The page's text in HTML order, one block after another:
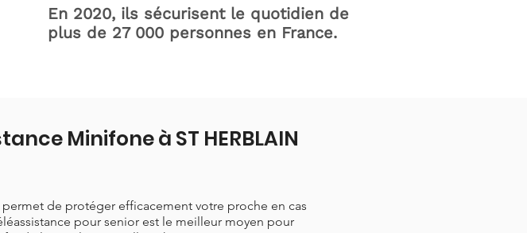
En 2020, ils sécurisent le quotidien de
plus de 27 000 personnes en France.
Minifone à ST HERBLAIN
de protéger efficacement votre proche en cas
pour senior est le meilleur moyen pour